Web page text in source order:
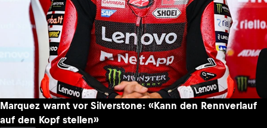
Marquez warnt vor Silverstone: «Kann den Rennverlauf
auf den Kopf stellen»